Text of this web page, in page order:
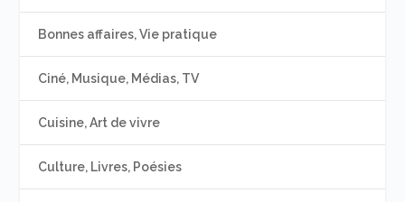
Bonnes affaires, Vie pratique
Ciné, Musique, Médias, TV
Cuisine, Art de vivre
Culture, Livres, Poésies